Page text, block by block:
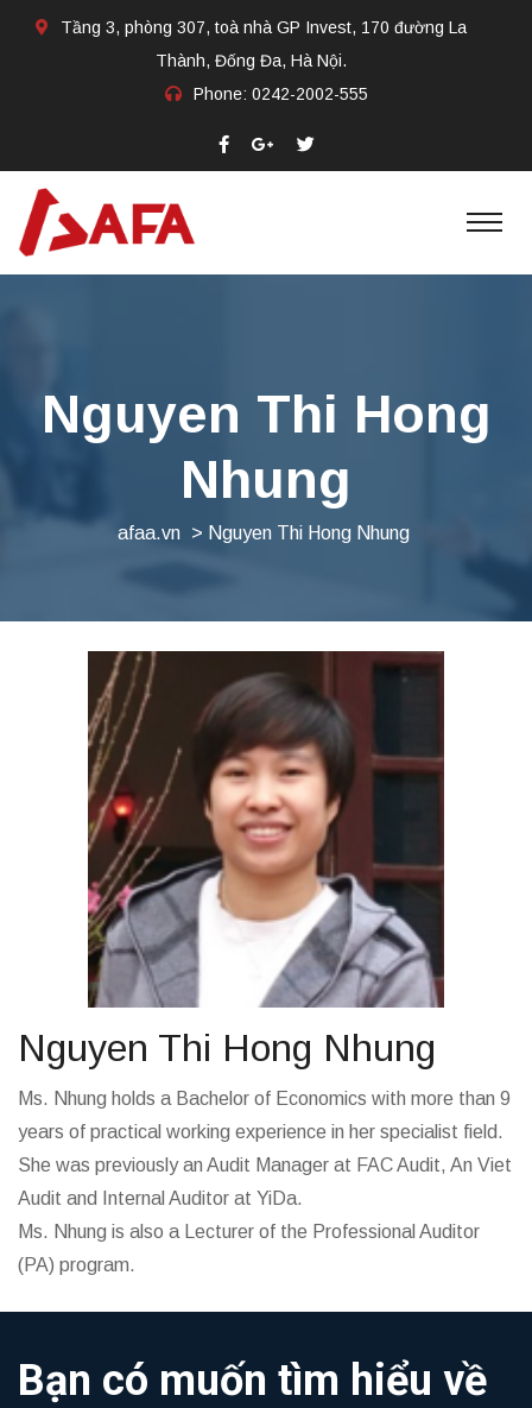
Tầng 3, phòng 307, toà nhà GP Invest, 170 đường La
Thành, Đống Đa, Hà Nội.
Phone: 0242-2002-555​
Nguyen Thi Hong
Nhung
afaa.vn > Nguyen Thi Hong Nhung
Nguyen Thi Hong Nhung
Ms. Nhung holds a Bachelor of Economics with more than 9
years of practical working experience in her specialist field.
She was previously an Audit Manager at FAC Audit, An Viet
Audit and Internal Auditor at YiDa.
Ms. Nhung is also a Lecturer of the Professional Auditor
(PA) program.
Bạn có muốn tìm hiểu về